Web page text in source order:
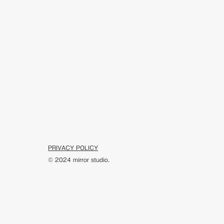
PRIVACY POLICY
© 2024 mirror studio.